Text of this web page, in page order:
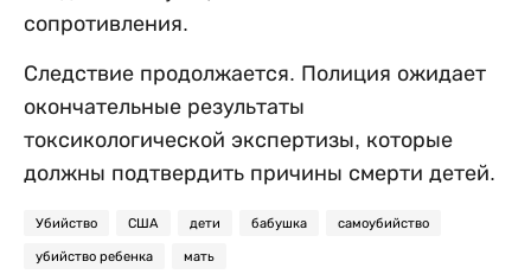
сопротивления.
Следствие продолжается. Полиция ожидает
окончательные результаты
токсикологической экспертизы, которые
должны подтвердить причины смерти детей.
Убийство США дети бабушка самоубийство
убийство ребенка мать